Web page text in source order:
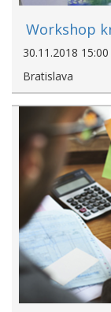
Workshop
30.11.2018
Bratislava